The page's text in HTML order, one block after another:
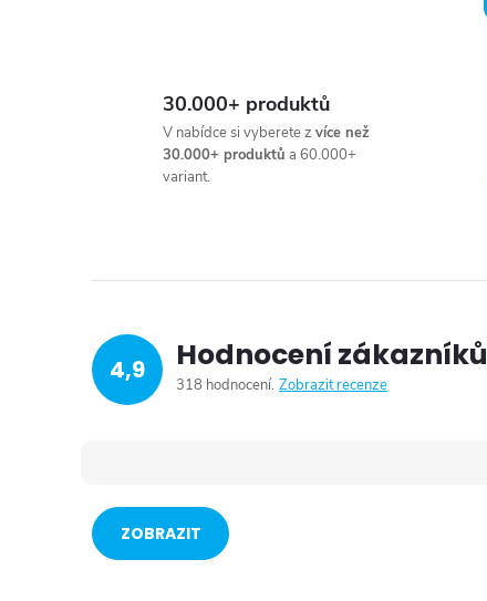
30.000+ produktů
V nabídce si vyberete z více než
30.000+ produktů a 60.000+
variant.
4,9 Hodnocení zákazníků
318 hodnocení Zobrazit recenze
ZOBRAZIT